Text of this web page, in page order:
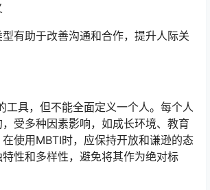
有助于改善沟通和合作，提升人际关
工具，但不能全面定义一个人。每个人
受多种因素影响，如成长环境、教育
使用MBTI时，应保持开放和谦逊的态
性和多样性，避免将其作为绝对标